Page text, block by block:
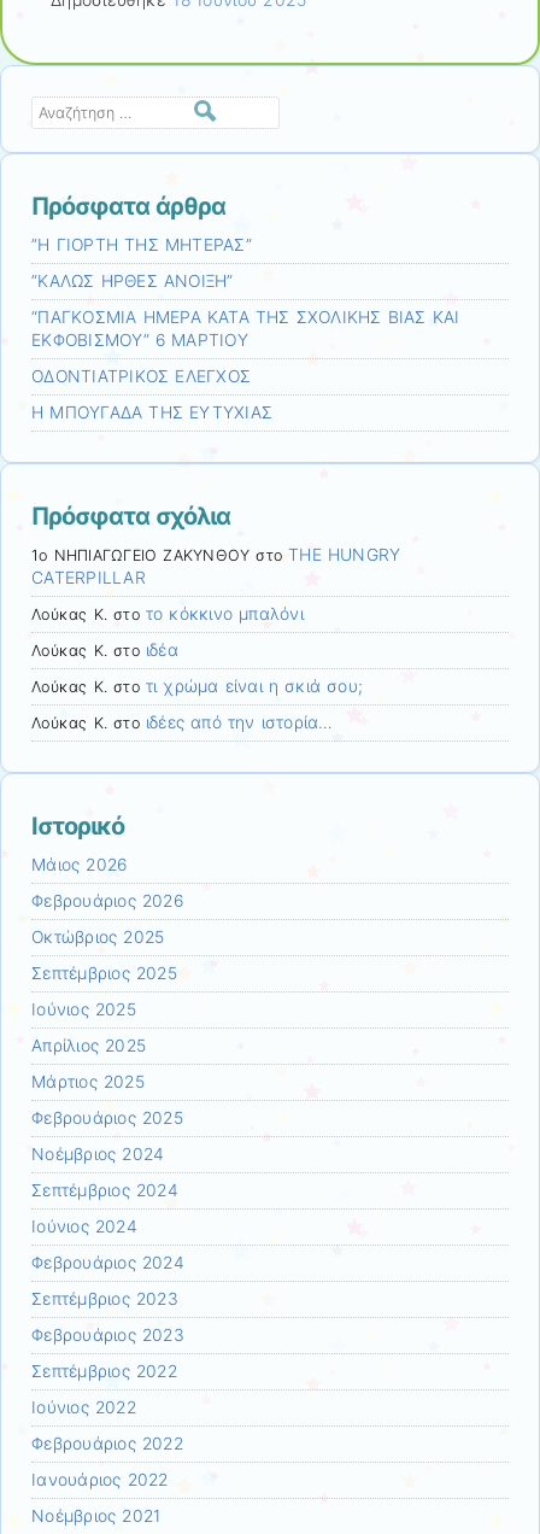
Αναζήτηση
Πρόσφατα άρθρα
”Η ΓΙΟΡΤΗ ΤΗΣ ΜΗΤΕΡΑΣ”
”ΚΑΛΩΣ ΗΡΘΕΣ ΑΝΟΙΞΗ”
“ΠΑΓΚΟΣΜΙΑ ΗΜΕΡΑ ΚΑΤΑ ΤΗΣ ΣΧΟΛΙΚΗΣ ΒΙΑΣ ΚΑΙ
ΕΚΦΟΒΙΣΜΟΥ” 6 ΜΑΡΤΙΟΥ
ΟΔΟΝΤΙΑΤΡΙΚΟΣ ΕΛΕΓΧΟΣ
Η ΜΠΟΥΓΑΔΑ ΤΗΣ ΕΥΤΥΧΙΑΣ
Πρόσφατα σχόλια
1ο ΝΗΠΙΑΓΩΓΕΙΟ ΖΑΚΥΝΘΟΥ στοTHE HUNGRY
CATERPILLAR
Λούκας Κ. στο το κόκκινο μπαλόνι
Λούκας Κ. στο ιδέα
Λούκας Κ. στο τι χρώμα είναι η σκιά σου;
Λούκας Κ. στο ιδέες από την ιστορία…
Ιστορικό
Μάιος 2026
Φεβρουάριος 2026
Οκτώβριος 2025
Σεπτέμβριος 2025
Ιούνιος 2025
Απρίλιος 2025
Μάρτιος 2025
Φεβρουάριος 2025
Νοέμβριος 2024
Σεπτέμβριος 2024
Ιούνιος 2024
Φεβρουάριος 2024
Σεπτέμβριος 2023
Φεβρουάριος 2023
Σεπτέμβριος 2022
Ιούνιος 2022
Φεβρουάριος 2022
Ιανουάριος 2022
Νοέμβριος 2021